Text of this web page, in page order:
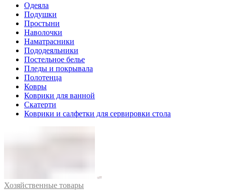
Одеяла
Подушки
Простыни
Наволочки
Наматрасники
Пододеяльники
Постельное белье
Пледы и покрывала
Полотенца
Ковры
Коврики для ванной
Скатерти
Коврики и салфетки для сервировки стола
Хозяйственные товары